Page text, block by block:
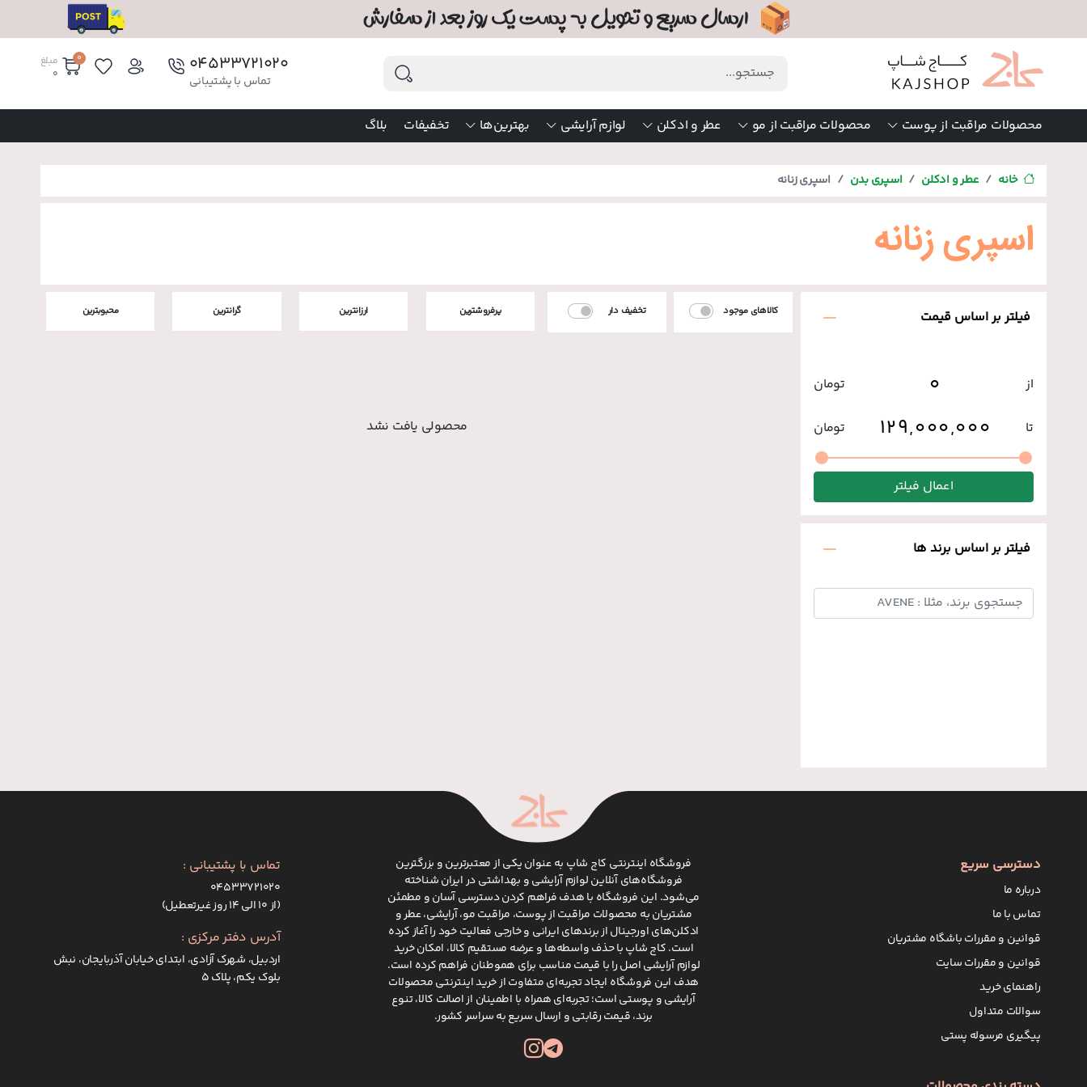
۰۴۵۳۳۷۲۱۰۲۰
تماس با پشتیبانی
مبلغ
0
0
محصولات مراقبت از پوست محصولات مراقبت از مو عطر و ادکلن لوازم آرایشی بهترین‌ها تخفیفات بلاگ
خانه عطر و ادکلن اسپری بدن اسپری زنانه
اسپری زنانه
فیلتر بر اساس قیمت
از تومان
تا تومان
اعمال فیلتر
فیلتر بر اساس برند ها
کالاهای موجود تخفیف دار پرفروشترین ارزانترین گرانترین محبوبترین
محصولی یافت نشد
دسترسی سریع
درباره ما
تماس با ما
قوانین و مقررات باشگاه مشتریان
قوانین و مقررات سایت
راهنمای خرید
سوالات متداول
پیگیری مرسوله پستی
فروشگاه اینترنتی کاج شاپ به عنوان یکی از معتبرترین و بزرگترین
فروشگاه‌های آنلاین لوازم آرایشی و بهداشتی در ایران شناخته
می‌شود. این فروشگاه با هدف فراهم کردن دسترسی آسان و مطمئن
مشتریان به محصولات مراقبت از پوست، مراقبت مو، آرایشی، عطر و
ادکلن‌های اورجینال از برندهای ایرانی و خارجی فعالیت خود را آغاز کرده
است. کاج شاپ با حذف واسطه‌ها و عرضه مستقیم کالا، امکان خرید
لوازم آرایشی اصل را با قیمت مناسب برای هموطنان فراهم کرده است.
هدف این فروشگاه ایجاد تجربه‌ای متفاوت از خرید اینترنتی محصولات
آرایشی و پوستی است؛ تجربه‌ای همراه با اطمینان از اصالت کالا، تنوع
برند، قیمت رقابتی و ارسال سریع به سراسر کشور.
تماس با پشتیبانی :
۰۴۵۳۳۷۲۱۰۲۰
(از ۱۰ الی ۱۴ روز غیرتعطیل)
آدرس دفتر مرکزی :
اردبیل، شهرک آزادی، ابتدای خیابان آذربایجان، نبش
بلوک یکم، پلاک 5